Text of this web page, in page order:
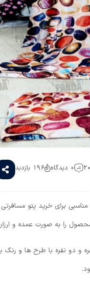
0 دیدگاه 196 بازدید
برای خرید پتو
را به صورت عمده و
و دو نفره با طرح ها و